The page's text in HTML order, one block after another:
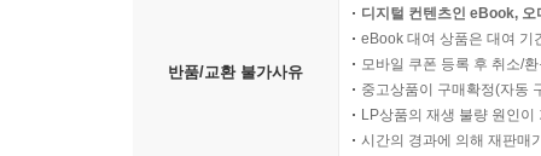
반품/교환 불가사유
디지털 컨텐츠인 eBook,
eBook 대여 상품은 대여 기
모바일 쿠폰 등록 후 취소/
중고상품이 구매확정(자동
LP상품의 재생 불량 원인
시간의 경과에 의해 재판매